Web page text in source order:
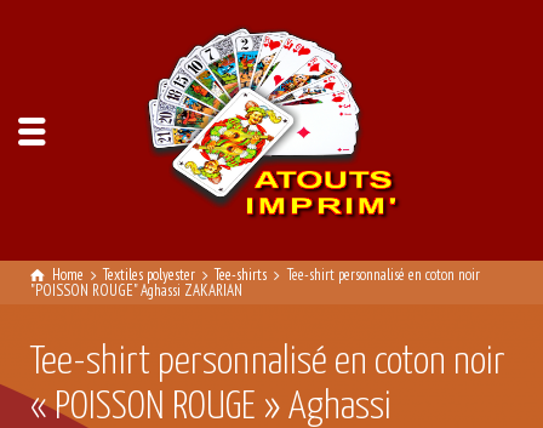
Home Textiles polyester Tee-shirts Tee-shirt personnalisé en coton noir
"POISSON ROUGE" Aghassi ZAKARIAN
Tee-shirt personnalisé en coton noir
« POISSON ROUGE » Aghassi